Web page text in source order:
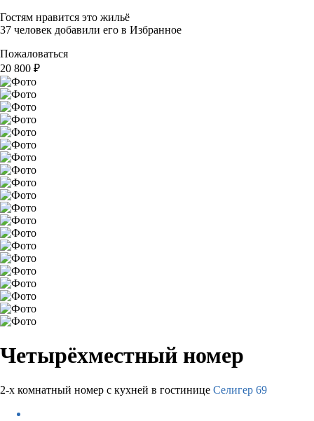
Гостям нравится это жильё
37 человек добавили его в Избранное
Пожаловаться
20 800 ₽
Четырёхместный номер
2-х комнатный номер с кухней в гостинице Селигер 69